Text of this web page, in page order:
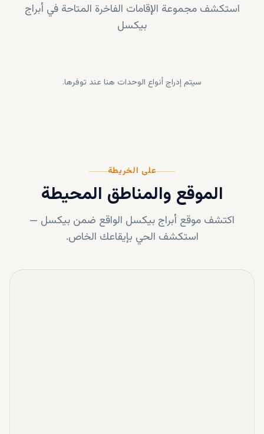
استكشف مجموعة الإقامات الفاخرة المتاحة في أبراج
بيكسل
سيتم إدراج أنواع الوحدات هنا عند توفرها.
على الخريطة
الموقع والمناطق المحيطة
اكتشف موقع أبراج بيكسل الواقع ضمن بيكسل —
استكشف الحي بإيقاعك الخاص.